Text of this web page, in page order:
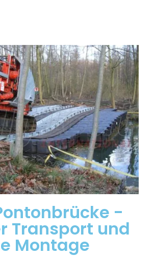
-
Transport und
Montage